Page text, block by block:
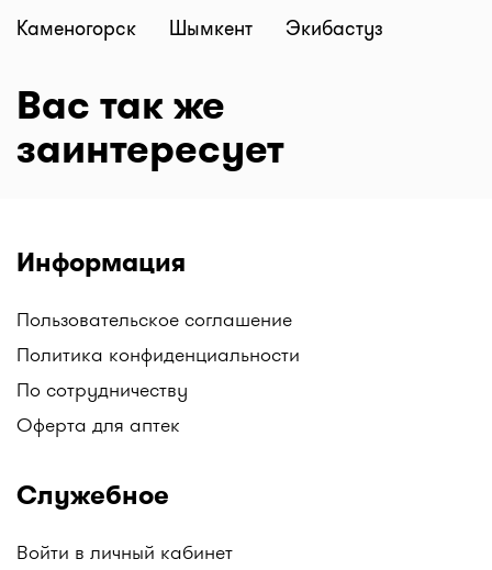
Каменогорск
Шымкент Экибастуз
Вас так же
заинтересует
Информация
Пользовательское соглашение
Политика конфиденциальности
По сотрудничеству
Оферта для аптек
Служебное
Войти в личный кабинет